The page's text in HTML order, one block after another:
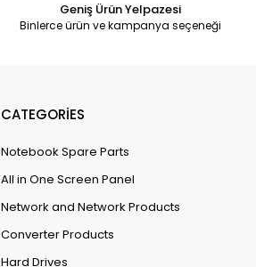
Geniş Ürün Yelpazesi
Binlerce ürün ve kampanya seçeneği
CATEGORİES
Notebook Spare Parts
All in One Screen Panel
Network and Network Products
Converter Products
Hard Drives